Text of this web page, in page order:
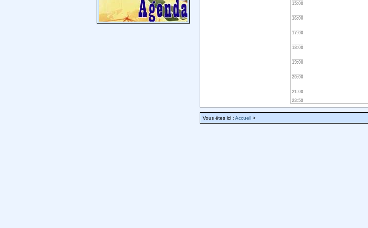
15:00
16:00
17:00
18:00
19:00
20:00
21:00
23:59
Vous êtes ici : Accueil >